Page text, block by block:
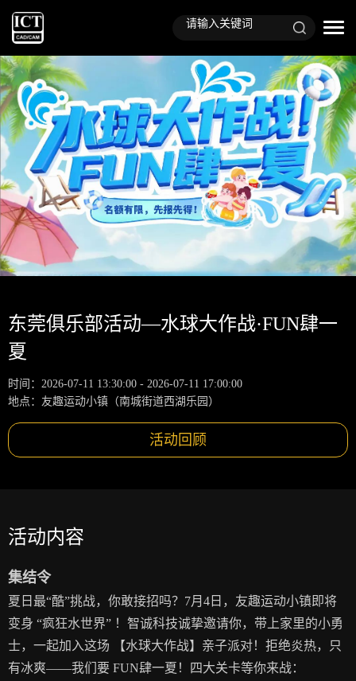
东莞俱乐部活动—水球大作战·FUN肆一
夏
时间：2026-07-11 13:30:00 - 2026-07-11 17:00:00
地点：友趣运动小镇（南城街道西湖乐园）
活动回顾
活动内容
集结令
夏日最“酷”挑战，你敢接招吗？7月4日，友趣运动小镇即将
变身 “疯狂水世界” ！智诚科技诚挚邀请你，带上家里的小勇
士，一起加入这场 【水球大作战】亲子派对！拒绝炎热，只
有冰爽——我们要 FUN肆一夏！四大关卡等你来战：